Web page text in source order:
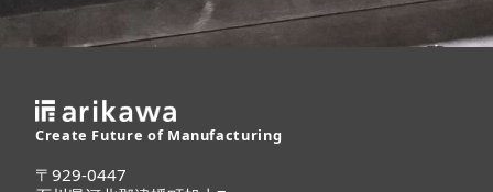
Create Future of Manufacturing
〒929-0447